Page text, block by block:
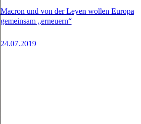
Macron und von der Leyen wollen Europa
gemeinsam „erneuern“
24.07.2019